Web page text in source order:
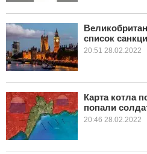
В МИРЕ
список
20:51 28.02.2022
Карта котла
попали
20:46 28.02.2022